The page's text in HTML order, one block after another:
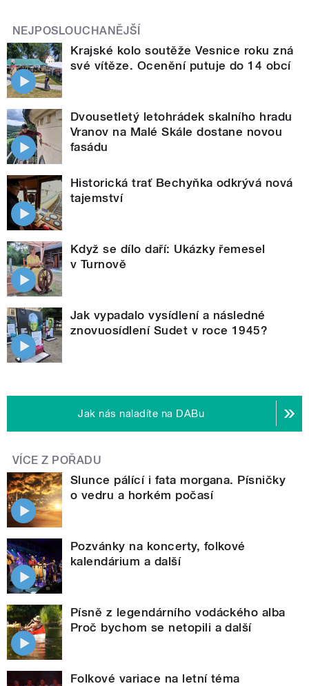
NEJPOSLOUCHANĚJŠÍ
Krajské kolo soutěže Vesnice roku zná
své vítěze. Ocenění putuje do 14 obcí
Dvousetletý letohrádek skalního hradu
Vranov na Malé Skále dostane novou
fasádu
Historická trať Bechyňka odkrývá nová
tajemství
Když se dílo daří: Ukázky řemesel
v Turnově
Jak vypadalo vysídlení a následné
znovuosídlení Sudet v roce 1945?
Jak nás naladíte na DABu
VÍCE Z POŘADU
Slunce pálící i fata morgana. Písničky
o vedru a horkém počasí
Pozvánky na koncerty, folkové
kalendárium a další
Písně z legendárního vodáckého alba
Proč bychom se netopili a další
Folkové variace na letní téma